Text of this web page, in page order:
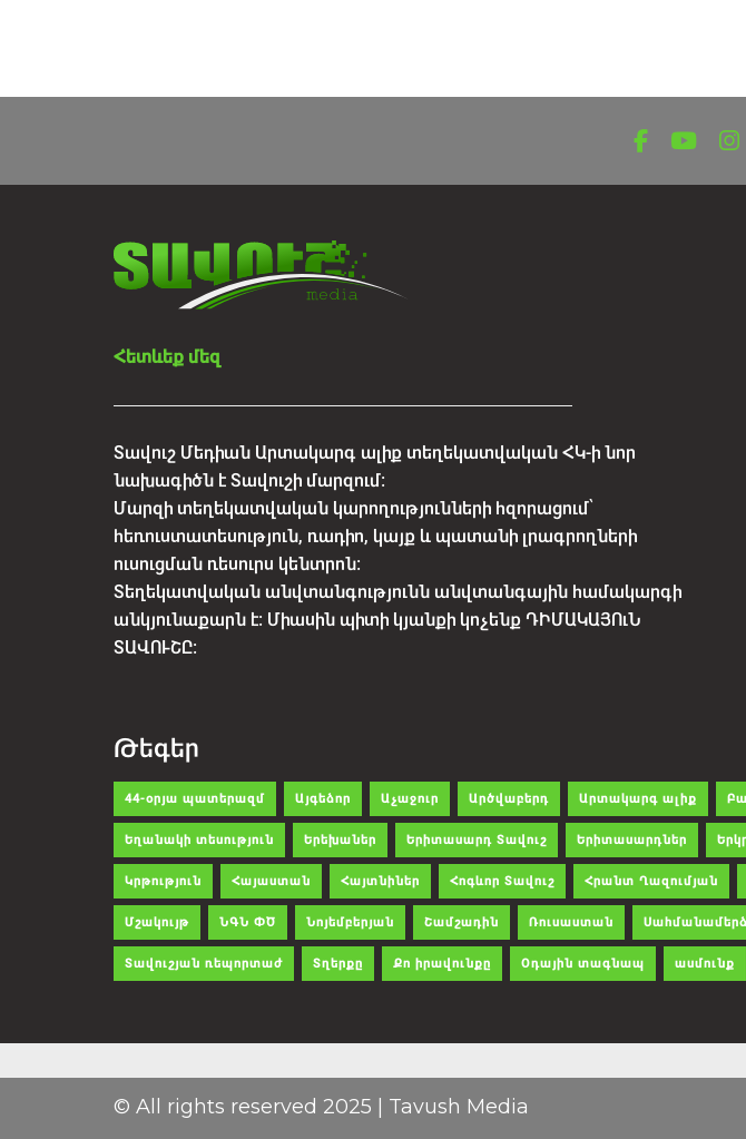
Հետևեք մեզ
Տավուշ Մեդիան Արտակարգ ալիք տեղեկատվական ՀԿ-ի նոր
նախագիծն է Տավուշի մարզում:
Մարզի տեղեկատվական կարողությունների հզորացում՝
հեռուստատեսություն, ռադիո, կայք և պատանի լրագրողների
ուսուցման ռեսուրս կենտրոն:
Տեղեկատվական անվտանգությունն անվտանգային համակարգի
անկյունաքարն է: Միասին պիտի կյանքի կոչենք ԴԻՄԱԿԱՅՈւՆ
ՏԱՎՈՒՇԸ:
Թեգեր
44-օրյա պատերազմ Այգեձոր Աչաջուր Արծվաբերդ Արտակարգ ալիք
Եղանակի տեսություն Երեխաներ Երիտասարդ Տավուշ Երիտասարդներ
Կրթություն Հայաստան Հայտնիներ Հոգևոր Տավուշ Հրանտ Ղազումյան
Մշակույթ ՆԳՆ ՓԾ Նոյեմբերյան Շամշադին Ռուսաստան
Տավուշյան ռեպորտաժ Տղերքը Քո իրավունքը Օդային տագնապ ասմունք
© All rights reserved 2025 | Tavush Media